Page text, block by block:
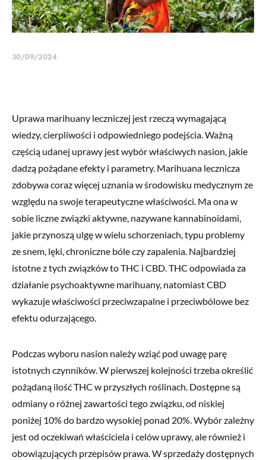
30/09/2024
Uprawa marihuany leczniczej jest rzeczą wymagającą
wiedzy, cierpliwości i odpowiedniego podejścia. Ważną
częścią udanej uprawy jest wybór właściwych nasion, jakie
dadzą pożądane efekty i parametry. Marihuana lecznicza
zdobywa coraz więcej uznania w środowisku medycznym ze
względu na swoje terapeutyczne właściwości. Ma ona w
sobie liczne związki aktywne, nazywane kannabinoidami,
jakie przynoszą ulgę w wielu schorzeniach, typu problemy
ze snem, lęki, chroniczne bóle czy zapalenia. Najbardziej
istotne z tych związków to THC i CBD. THC odpowiada za
działanie psychoaktywne marihuany, natomiast CBD
wykazuje właściwości przeciwzapalne i przeciwbólowe bez
efektu odurzającego.
Podczas wyboru nasion należy wziąć pod uwagę parę
istotnych czynników. W pierwszej kolejności trzeba określić
pożądaną ilość THC w przyszłych roślinach. Dostępne są
odmiany o różnej zawartości tego związku, od niskiej
poniżej 10% do bardzo wysokiej ponad 20%. Wybór zależny
jest od oczekiwań właściciela i celów uprawy, ale również i
obowiązujących przepisów prawa. W sprzedaży dostępnych